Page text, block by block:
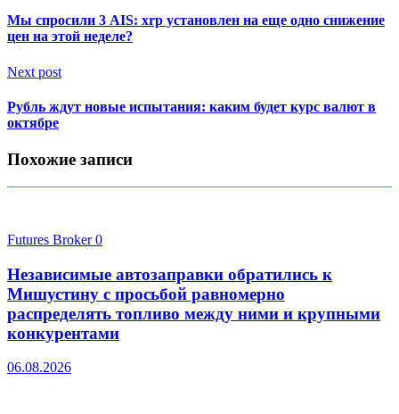
Мы спросили 3 AIS: xrp установлен на еще одно снижение
цен на этой неделе?
Next post
Рубль ждут новые испытания: каким будет курс валют в
октябре
Похожие записи
Futures Broker0
Независимые автозаправки обратились к
Мишустину с просьбой равномерно
распределять топливо между ними и крупными
конкурентами
06.08.2026